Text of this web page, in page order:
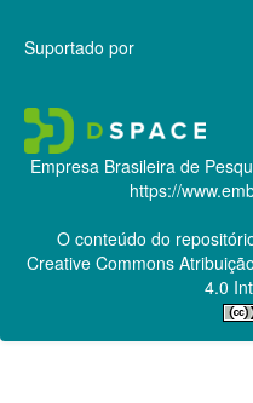
Suportado por
Empresa Brasileira de
https://
O conteúdo do
Creative Commons
4.0